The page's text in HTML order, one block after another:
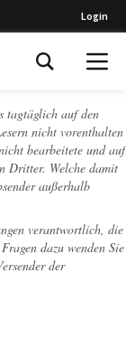
Login
tagtäglich auf den
nicht vorenthalten
bearbeitete und auf
Dritter. Welche damit
außerhalb
verantwortlich, die
dazu wenden Sie
der